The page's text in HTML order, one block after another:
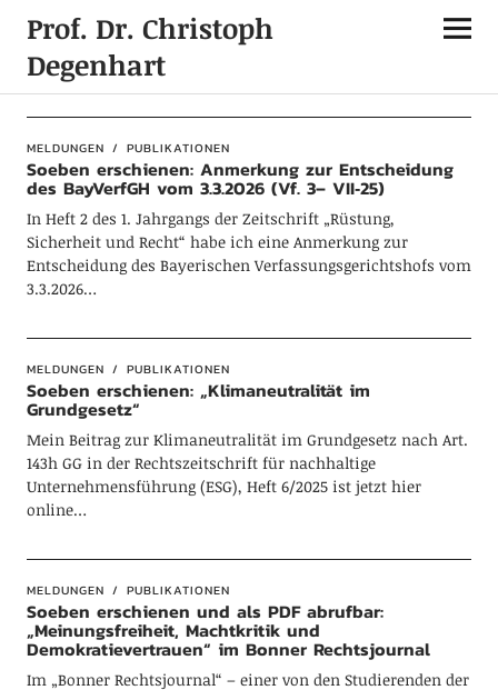
Prof. Dr. Christoph
Degenhart
Neueste Beiträge
MELDUNGEN PUBLIKATIONEN
Soeben erschienen: Anmerkung zur Entscheidung
des BayVerfGH vom 3.3.2026 (Vf. 3– VII‑25)
In Heft 2 des 1. Jahrgangs der Zeitschrift „Rüstung,
Sicherheit und Recht“ habe ich eine Anmerkung zur
Entscheidung des Bayerischen Verfassungsgerichtshofs vom
3.3.2026…
MELDUNGEN PUBLIKATIONEN
Soeben erschienen: „Klimaneutralität im
Grundgesetz“
Mein Beitrag zur Klimaneutralität im Grundgesetz nach Art.
143h GG in der Rechtszeitschrift für nachhaltige
Unternehmensführung (ESG), Heft 6/2025 ist jetzt hier
online…
MELDUNGEN PUBLIKATIONEN
Soeben erschienen und als PDF abrufbar:
„Meinungsfreiheit, Machtkritik und
Demokratievertrauen“ im Bonner Rechtsjournal
Im „Bonner Rechtsjournal“ – einer von den Studierenden der